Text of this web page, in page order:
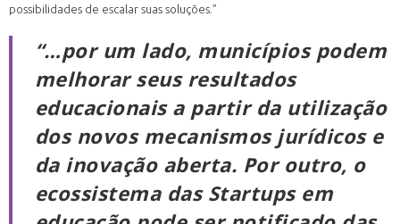
possibilidades de escalar suas soluções.”
“…por um lado, municípios podem
melhorar seus resultados
educacionais a partir da utilização
dos novos mecanismos jurídicos e
da inovação aberta. Por outro, o
ecossistema das Startups em